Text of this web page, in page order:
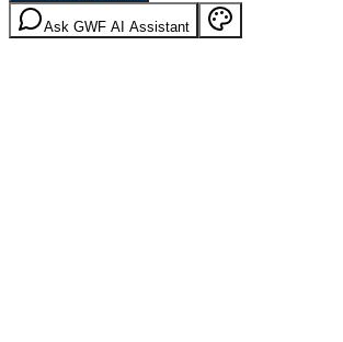
Ask GWF AI Assistant